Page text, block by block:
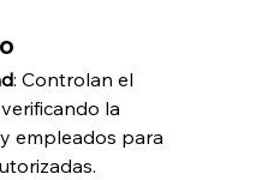
: Controlan el
la
empleados para